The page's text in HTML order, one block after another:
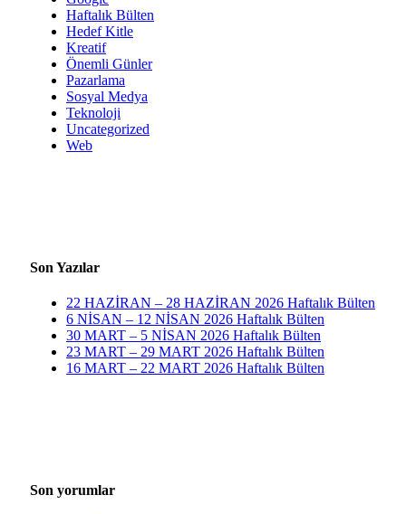
Haftalık Bülten
Hedef Kitle
Kreatif
Önemli Günler
Pazarlama
Sosyal Medya
Teknoloji
Uncategorized
Web
Son Yazılar
22 HAZİRAN – 28 HAZİRAN 2026 Haftalık Bülten
6 NİSAN – 12 NİSAN 2026 Haftalık Bülten
30 MART – 5 NİSAN 2026 Haftalık Bülten
23 MART – 29 MART 2026 Haftalık Bülten
16 MART – 22 MART 2026 Haftalık Bülten
Son yorumlar